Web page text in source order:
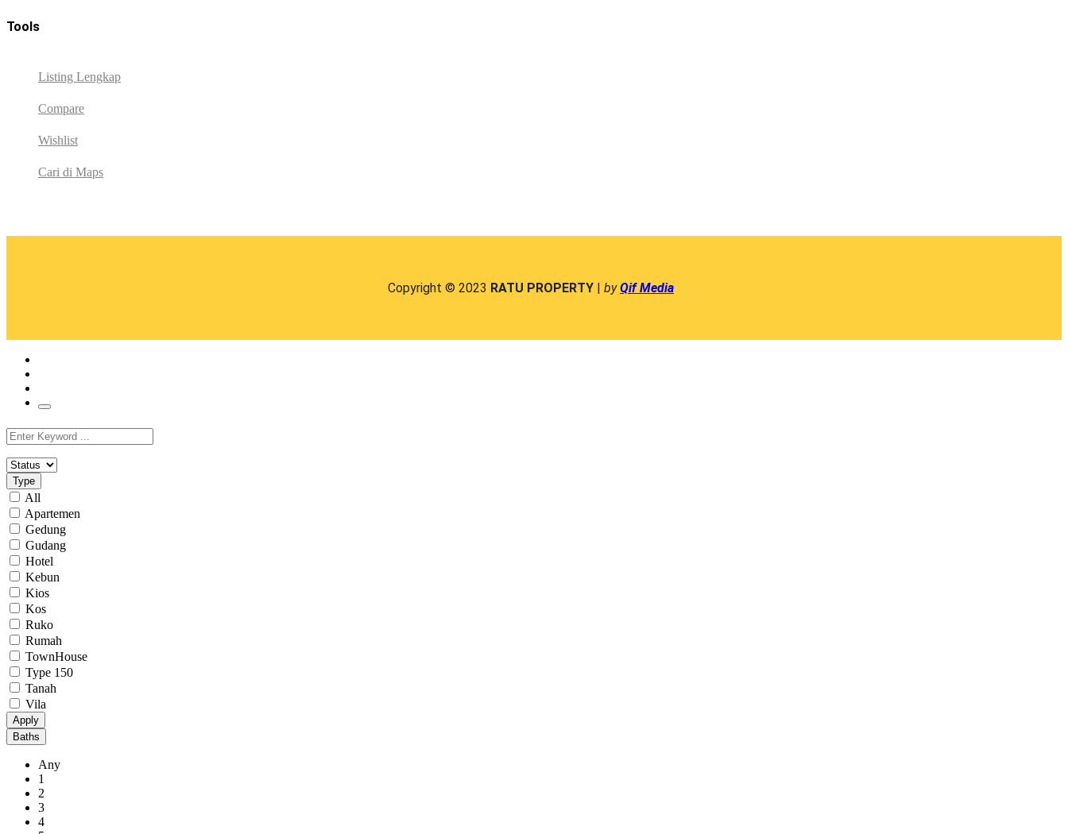
Tools
Listing Lengkap
Compare
Wishlist
Cari di Maps
Copyright © 2023 RATU PROPERTY | byQif Media
Type
All
Apartemen
Gedung
Gudang
Hotel
Kebun
Kios
Kos
Ruko
Rumah
TownHouse
Type 150
Tanah
Vila
Apply
Baths
Any
1
2
3
4